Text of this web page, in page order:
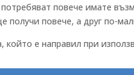
повече имате
получи повече, а друг по-
е направил при